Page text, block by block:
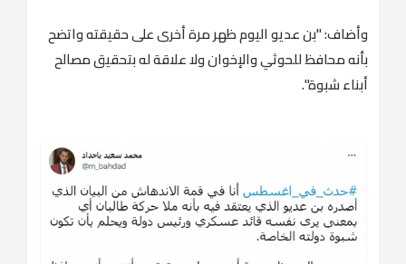
وأضاف: "بن عديو اليوم ظهر مرة أخرى على حقيقته واتضح
بأنه محافظ للحوثي والإخوان ولا علاقة له بتحقيق مصالح
أبناء شبوة".